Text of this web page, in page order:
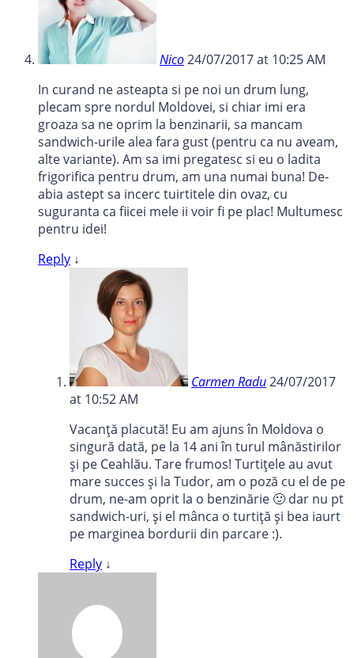
Nico24/07/2017 at 10:25 AM
In curand ne asteapta si pe noi un drum lung,
plecam spre nordul Moldovei, si chiar imi era
groaza sa ne oprim la benzinarii, sa mancam
sandwich-urile alea fara gust (pentru ca nu aveam,
alte variante). Am sa imi pregatesc si eu o ladita
frigorifica pentru drum, am una numai buna! De-
abia astept sa incerc tuirtitele din ovaz, cu
suguranta ca fiicei mele ii voir fi pe plac! Multumesc
pentru idei!
Reply ↓
Carmen Radu24/07/2017
at 10:52 AM
Vacanță placută! Eu am ajuns în Moldova o
singură dată, pe la 14 ani în turul mânăstirilor
și pe Ceahlău. Tare frumos! Turtițele au avut
mare succes și la Tudor, am o poză cu el de pe
drum, ne-am oprit la o benzinărie 🙂 dar nu pt
sandwich-uri, și el mânca o turtiță și bea iaurt
pe marginea bordurii din parcare :).
Reply ↓